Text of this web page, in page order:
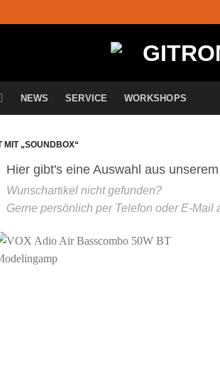
NEWS SERVICE WORKSHOPS
MIT „SOUNDBOX“